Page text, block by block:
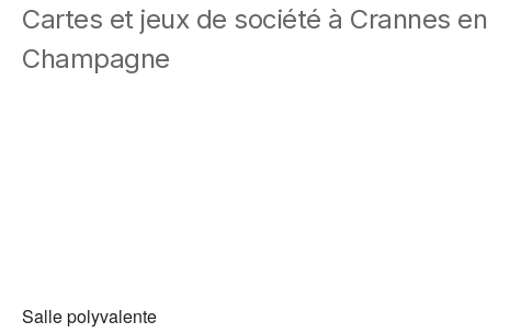
Cartes et jeux de société à Crannes en
Champagne
Salle polyvalente